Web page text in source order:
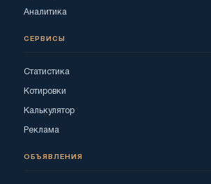
Аналитика
СЕРВИСЫ
Статистика
Котировки
Калькулятор
Реклама
ОБЪЯВЛЕНИЯ